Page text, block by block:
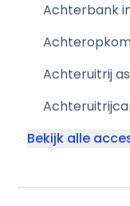
Achterbank
Achteruitrij
Bekijk alle